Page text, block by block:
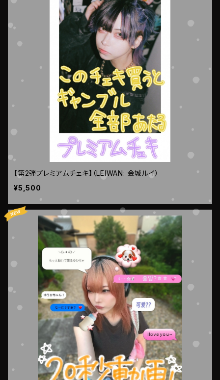
【第2弾プレミアムチェキ】（LEIWAN: 金城ルイ）
¥5,500